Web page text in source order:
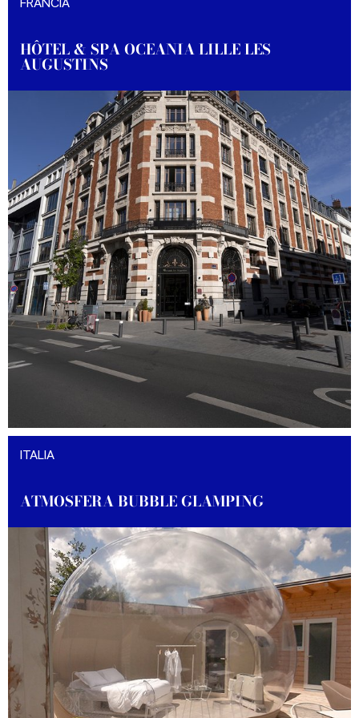
FRANCIA
HÔTEL & SPA OCEANIA LILLE LES
AUGUSTINS
ENTDECKE DAS PROJEKT
ITALIA
ATMOSFERA BUBBLE GLAMPING